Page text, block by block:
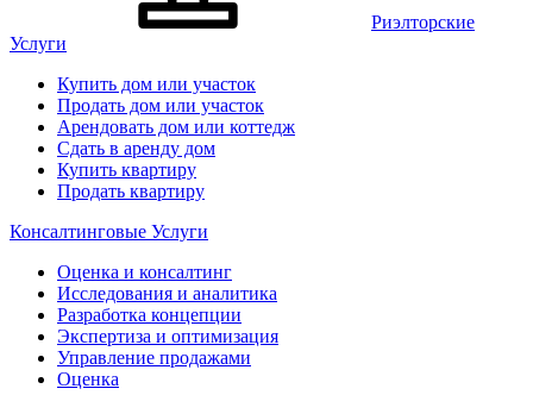
Риэлторские
Услуги
Купить дом или участок
Продать дом или участок
Арендовать дом или коттедж
Сдать в аренду дом
Купить квартиру
Продать квартиру
Консалтинговые Услуги
Оценка и консалтинг
Исследования и аналитика
Разработка концепции
Экспертиза и оптимизация
Управление продажами
Оценка